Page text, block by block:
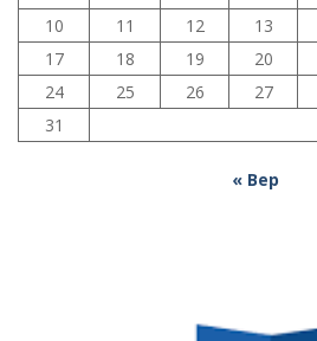
10
11 12 13
17
18 19 20
24
25 26 27
31
« Вер